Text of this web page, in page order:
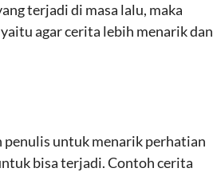
terjadi di masa lalu, maka
agar cerita lebih menarik dan
penulis untuk menarik perhatian
bisa terjadi. Contoh cerita